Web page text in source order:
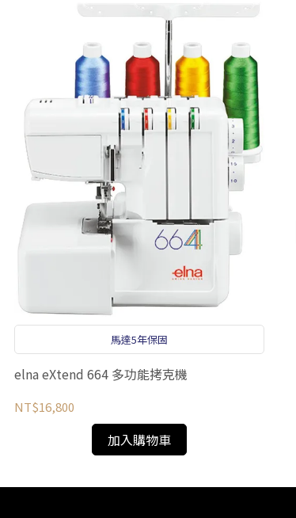
馬達5年保固
elna eXtend 664 多功能拷克機
NT$16,800
加入購物車